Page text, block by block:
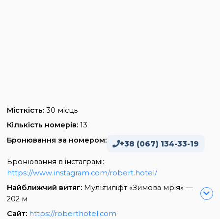
Місткість: 30 місць
Кількість номерів: 13
Бронювання за номером:
+38 (067) 134-33-19
Бронювання в інстаграмі:
https://www.instagram.com/robert.hotel/
Найближчий витяг: Мультиліфт «Зимова мрія» —
202 м
Сайт: https://roberthotel.com